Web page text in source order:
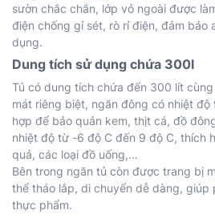
sườn chắc chắn, lớp vỏ ngoài được
điện chống gỉ sét, rò rỉ điện, đảm bảo
dụng.
Dung tích sử dụng chứa 300l
Tủ có dung tích chứa đến 300 lít
mát riêng biệt, ngăn đông có nhiệt
hợp để bảo quản kem, thịt cá, đồ
nhiệt độ từ -6 độ C đến 9 độ C, thích
quả, các loại đồ uống,…
Bên trong ngăn tủ còn được trang bị
thể tháo lắp, di chuyển dễ dàng, giúp
thực phẩm.